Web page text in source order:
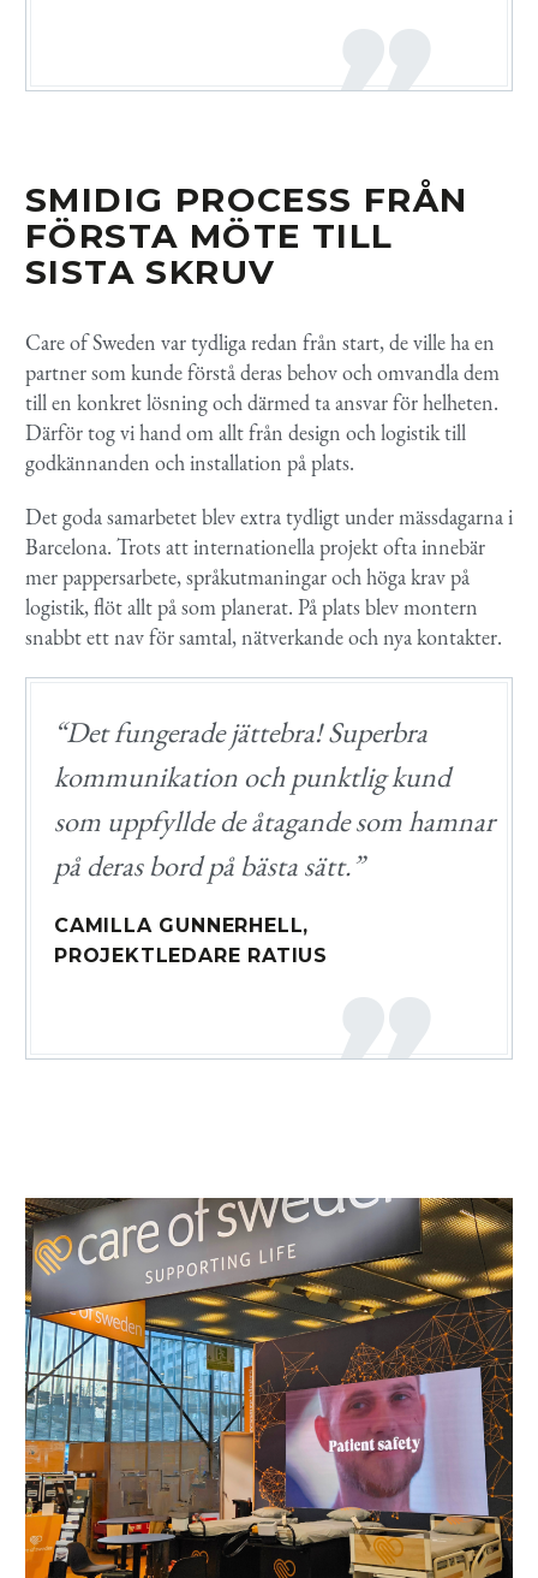
SMIDIG PROCESS FRÅN
FÖRSTA MÖTE TILL
SISTA SKRUV
Care of Sweden var tydliga redan från start, de ville ha en
partner som kunde förstå deras behov och omvandla dem
till en konkret lösning och därmed ta ansvar för helheten.
Därför tog vi hand om allt från design och logistik till
godkännanden och installation på plats.
Det goda samarbetet blev extra tydligt under mässdagarna i
Barcelona. Trots att internationella projekt ofta innebär
mer pappersarbete, språkutmaningar och höga krav på
logistik, flöt allt på som planerat. På plats blev montern
snabbt ett nav för samtal, nätverkande och nya kontakter.
“Det fungerade jättebra! Superbra
kommunikation och punktlig kund
som uppfyllde de åtagande som hamnar
på deras bord på bästa sätt.”
CAMILLA GUNNERHELL,
PROJEKTLEDARE RATIUS